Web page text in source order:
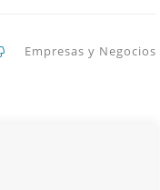
Empresas y Negocios